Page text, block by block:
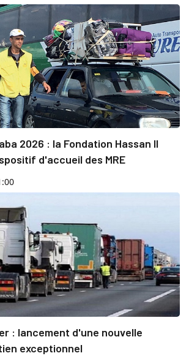
2026 : la Fondation Hassan II
d'accueil des MRE
: lancement d'une nouvelle
exceptionnel